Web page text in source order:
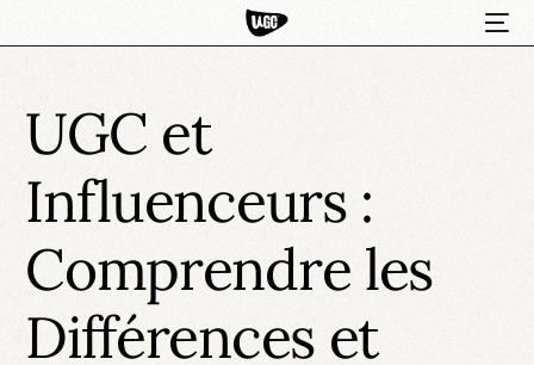
UGC et
Influenceurs :
Comprendre les
Différences et
HOT